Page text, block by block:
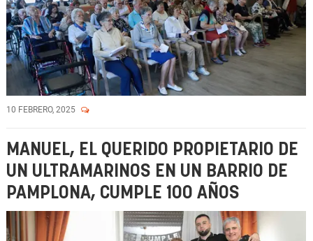
10 FEBRERO, 2025
MANUEL, EL QUERIDO PROPIETARIO DE
UN ULTRAMARINOS EN UN BARRIO DE
PAMPLONA, CUMPLE 100 AÑOS